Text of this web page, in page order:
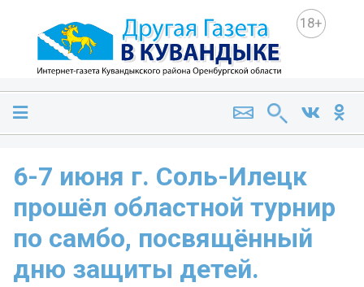
18+
6-7 июня г. Соль-Илецк
прошёл областной турнир
по самбо, посвящённый
дню защиты детей.